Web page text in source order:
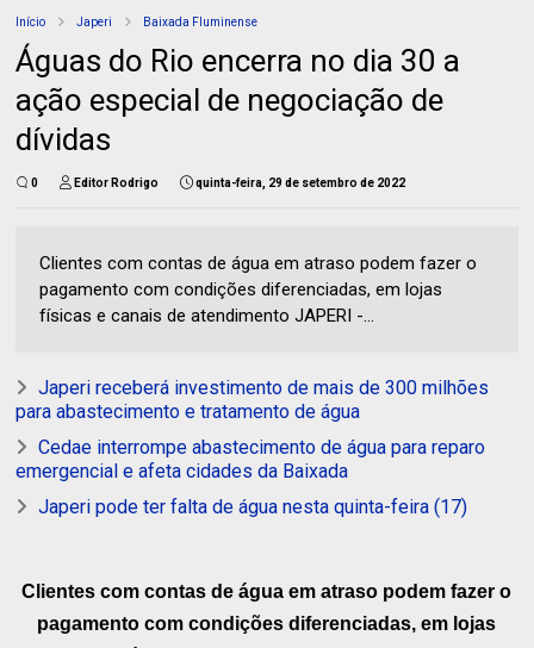
Início Japeri Baixada Fluminense
Águas do Rio encerra no dia 30 a
ação especial de negociação de
dívidas
0 Editor Rodrigo quinta-feira, 29 de setembro de 2022
Clientes com contas de água em atraso podem fazer o
pagamento com condições diferenciadas, em lojas
físicas e canais de atendimento JAPERI -...
Japeri receberá investimento de mais de 300 milhões
para abastecimento e tratamento de água
Cedae interrompe abastecimento de água para reparo
emergencial e afeta cidades da Baixada
Japeri pode ter falta de água nesta quinta-feira (17)
Clientes com contas de água em atraso podem fazer o
pagamento com condições diferenciadas, em lojas